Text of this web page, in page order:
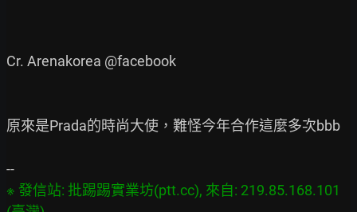
Cr. Arenakorea @facebook
原來是Prada的時尚大使，難怪今年合作這麼多次bbb
※ 發信站: 批踢踢實業坊(ptt.cc), 來自: 219.85.168.101